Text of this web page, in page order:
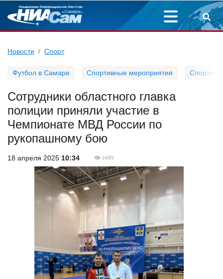
Новости Спорт
Футбол в Самаре Спортивные мероприятия
Сотрудники областного главка
полиции приняли участие в
Чемпионате МВД России по
рукопашному бою
18 апреля 2025 10:34 2485